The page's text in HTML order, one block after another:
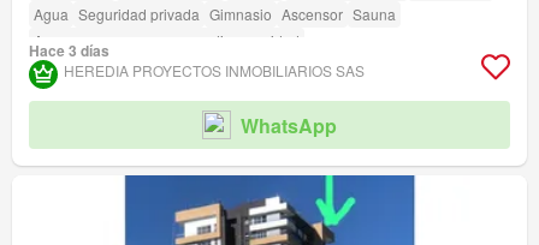
Agua Seguridad privada Gimnasio Ascensor Sauna
Acceso para personas con discapacidad
Hace 3 días
HEREDIA PROYECTOS INMOBILIARIOS SAS
WhatsApp